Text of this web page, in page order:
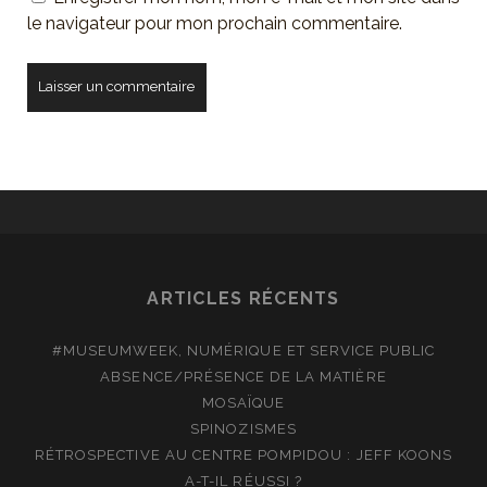
le navigateur pour mon prochain commentaire.
ARTICLES RÉCENTS
#MUSEUMWEEK, NUMÉRIQUE ET SERVICE PUBLIC
ABSENCE/PRÉSENCE DE LA MATIÈRE
MOSAÏQUE
SPINOZISMES
RÉTROSPECTIVE AU CENTRE POMPIDOU : JEFF KOONS
A-T-IL RÉUSSI ?